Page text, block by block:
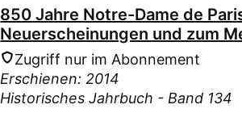
850 Jahre Notre-Dame de
Neuerscheinungen und zum
Zugriff nur im Abonnement
Erschienen: 2014
Historisches Jahrbuch - Band 134